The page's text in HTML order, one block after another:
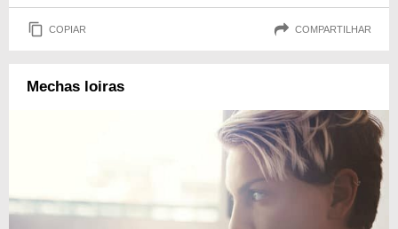
COPIAR COMPARTILHAR
Mechas loiras